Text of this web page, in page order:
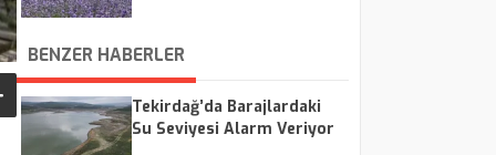
BENZER HABERLER
Tekirdağ’da Barajlardaki
Su Seviyesi Alarm Veriyor